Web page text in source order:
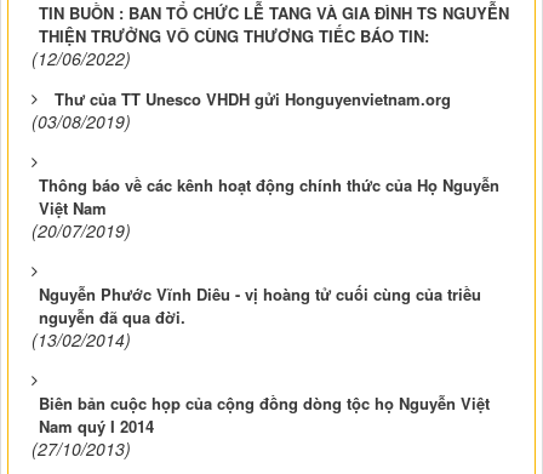
TIN BUỒN : BAN TỔ CHỨC LỄ TANG VÀ GIA ĐÌNH TS NGUYỄN
THIỆN TRƯỞNG VÔ CÙNG THƯƠNG TIẾC BÁO TIN:
(12/06/2022)
Thư của TT Unesco VHDH gửi Honguyenvietnam.org
(03/08/2019)
Thông báo về các kênh hoạt động chính thức của Họ Nguyễn
Việt Nam
(20/07/2019)
Nguyễn Phước Vĩnh Diêu - vị hoàng tử cuối cùng của triều
nguyễn đã qua đời.
(13/02/2014)
Biên bản cuộc họp của cộng đồng dòng tộc họ Nguyễn Việt
Nam quý I 2014
(27/10/2013)